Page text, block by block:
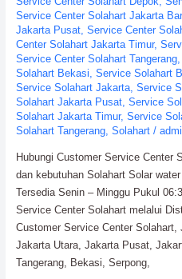
Service Center Solahart Jakarta
Jakarta Pusat, Service Center
Center Solahart Jakarta Timur,
Service Center Solahart Tangerang,
Solahart Bekasi Service Solahart
Service Solahart Jakarta, Service
Solahart Jakarta Pusat, Service
Solahart Jakarta Timur, Service
Solahart Tangerang, Solahart/
Hubungi Customer Service Center
dan kebutuhan Solahart Solar
Tersedia Senin – Minggu Pukul
Service Center Solahart melalui
Customer Service Center Solahart,
Jakarta Utara, Jakarta Pusat,
Tangerang, Bekasi, Serpong,